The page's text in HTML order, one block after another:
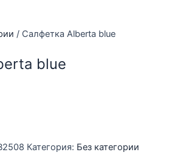
/ Салфетка Alberta blue
blue
Категория: Без категории